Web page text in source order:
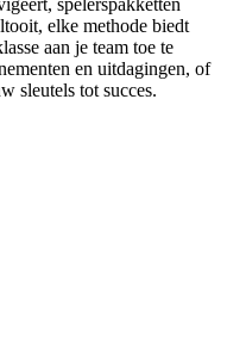
elke methode biedt
aan je team toe te
en uitdagingen, of
sleutels tot succes.